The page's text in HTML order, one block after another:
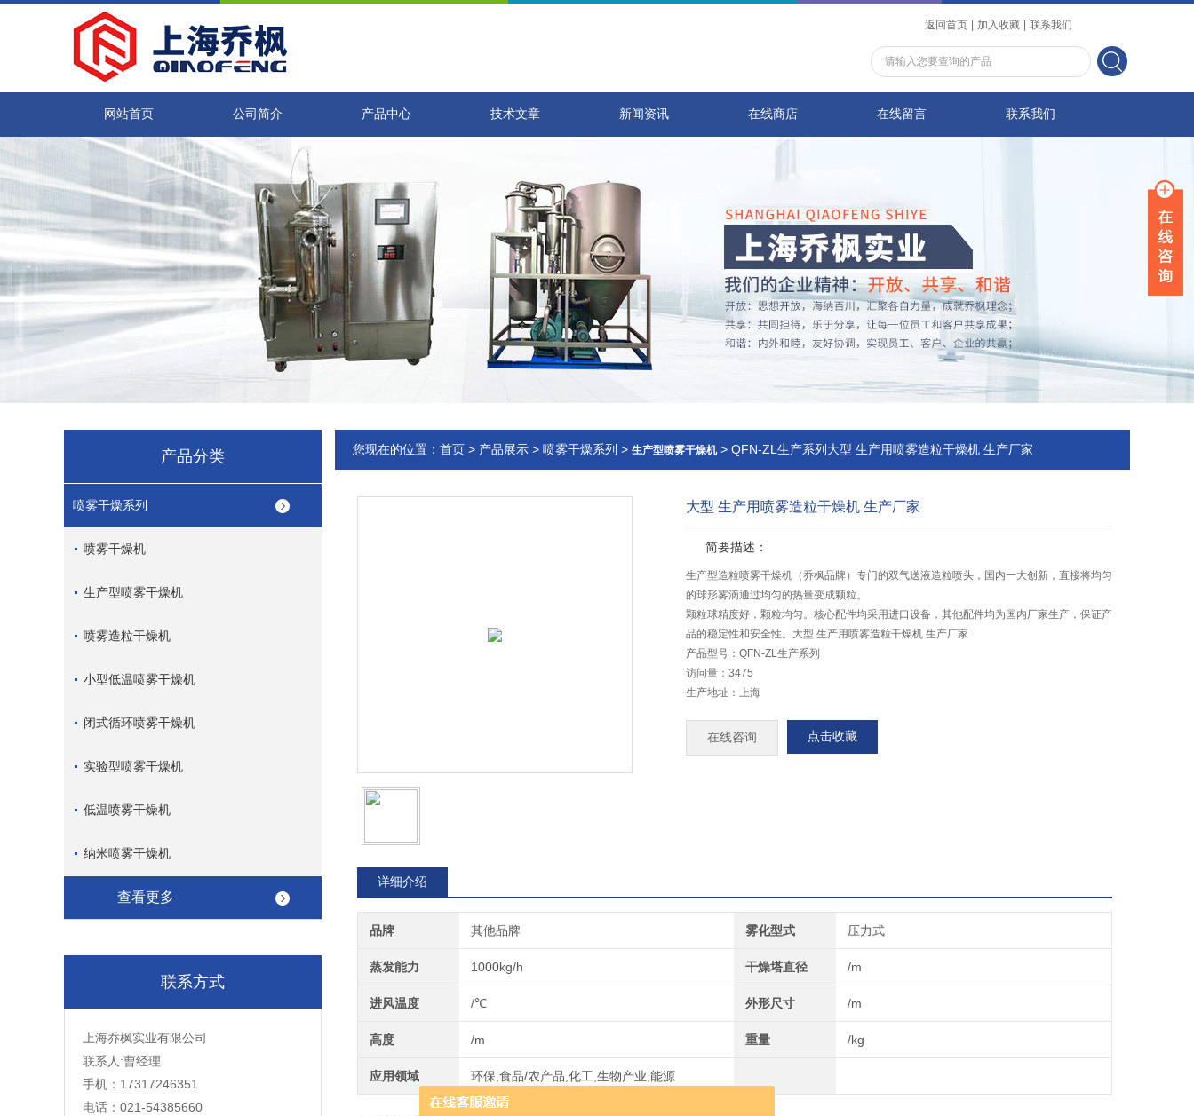
返回首页 加入收藏 联系我们
网站首页 公司简介 产品中心 技术文章 新闻资讯 在线商店 在线留言 联系我们
产品分类
喷雾干燥系列
喷雾干燥机
生产型喷雾干燥机
喷雾造粒干燥机
小型低温喷雾干燥机
闭式循环喷雾干燥机
实验型喷雾干燥机
低温喷雾干燥机
纳米喷雾干燥机
查看更多
联系方式
上海乔枫实业有限公司
联系人:曹经理
手机：17317246351
电话：021-54385660
您现在的位置： 首页 > 产品展示 > 喷雾干燥系列 > 生产型喷雾干燥机> QFN-ZL生产系列大型 生产用喷雾造粒干燥机 生产厂家
大型 生产用喷雾造粒干燥机 生产厂家
简要描述：
生产型造粒喷雾干燥机（乔枫品牌）专门的双气送液造粒喷头，国内一大创新，直接将均匀
的球形雾滴通过均匀的热量变成颗粒。
颗粒球精度好，颗粒均匀。核心配件均采用进口设备，其他配件均为国内厂家生产，保证产
品的稳定性和安全性。大型 生产用喷雾造粒干燥机 生产厂家
产品型号：QFN-ZL生产系列
访问量：3475
生产地址：上海
在线咨询 点击收藏
详细介绍
品牌 其他品牌 雾化型式 压力式
蒸发能力 1000kg/h 干燥塔直径 /m
进风温度 /℃ 外形尺寸 /m
高度 /m 重量 /kg
应用领域 环保,食品/农产品,化工,生物产业,能源